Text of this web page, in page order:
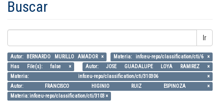
Buscar
Ir
Autor: BERNARDO MURILLO AMADOR ×
Materia: info:eu-repo/classification/cti/6 ×
Has File(s): false ×
Autor: JOSE GUADALUPE LOYA RAMIREZ ×
Materia: info:eu-repo/classification/cti/310306 ×
Autor: FRANCISCO HIGINIO RUIZ ESPINOZA ×
Materia: info:eu-repo/classification/cti/3103 ×